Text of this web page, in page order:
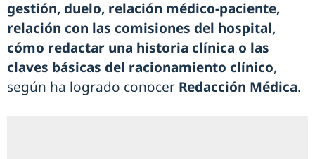
gestión, duelo, relación médico-paciente,
relación con las comisiones del hospital,
cómo redactar una historia clínica o las
claves básicas del racionamiento clínico,
según ha logrado conocer Redacción Médica.